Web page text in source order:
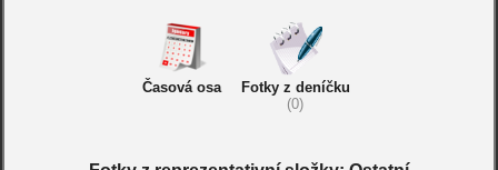
Časová osa
Fotky z deníčku
(0)